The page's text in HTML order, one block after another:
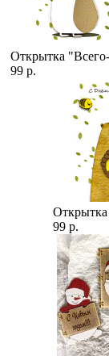
Открытка
99 р.
99 р.